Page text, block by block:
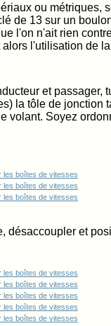
ou métriques,
de 13 sur un
l'on n'ait rien
l'utilisation de
et passager,
la tôle de jonction
volant. Soyez
désaccoupler et